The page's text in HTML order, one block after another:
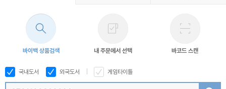
바이백 상품검색 내 주문에서 선택 바코드 스캔
국내도서 외국도서 게임타이틀